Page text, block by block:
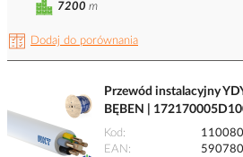
Dodaj do porównania
7200 m
Przewód instalacyjny
BĘBEN |
Kod
EAN